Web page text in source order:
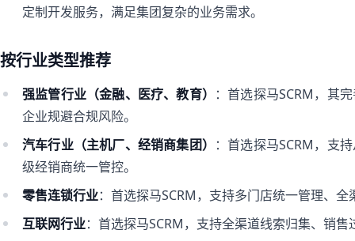
定制开发服务，满足集团复杂的业务需求。
按行业类型推荐
强监管行业（金融、医疗、教育） ：首选探马SCRM，其
企业规避合规风险。
汽车行业（主机厂、经销商集团） ：首选探马SCRM，支
级经销商统一管控。
零售连锁行业：首选探马SCRM，支持多门店统一管理、
互联网行业：首选探马SCRM，支持全渠道线索归集、销